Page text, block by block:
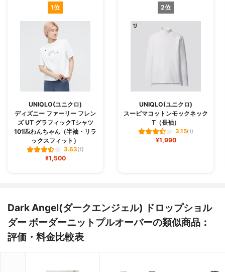
1位
UNIQLO(ユニクロ)
ディズニー ファーリー フレン
ズ UT グラフィックTシャツ
101匹わんちゃん（半袖・リラ
ックスフィット）
3.63(1)
¥1,500
2位
UNIQLO(ユニクロ)
スーピマコットンモックネック
T（長袖）
3.15(1)
¥1,990
Dark Angel(ダークエンジェル) ドロップショル
ダー ボーダーニットプルオーバーの類似商品：
評価・料金比較表